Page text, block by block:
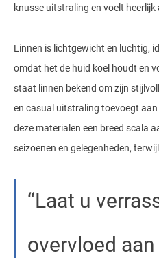
knusse uitstraling en voelt heerlijk
Linnen is lichtgewicht en luchtig,
omdat het de huid koel houdt en
staat linnen bekend om zijn
en casual uitstraling toevoegt
deze materialen een breed scala
seizoenen en gelegenheden,
Laat u
overvloed